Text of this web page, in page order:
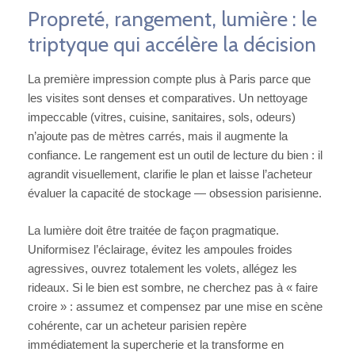
Propreté, rangement, lumière : le
triptyque qui accélère la décision
La première impression compte plus à Paris parce que
les visites sont denses et comparatives. Un nettoyage
impeccable (vitres, cuisine, sanitaires, sols, odeurs)
n’ajoute pas de mètres carrés, mais il augmente la
confiance. Le rangement est un outil de lecture du bien : il
agrandit visuellement, clarifie le plan et laisse l’acheteur
évaluer la capacité de stockage — obsession parisienne.
La lumière doit être traitée de façon pragmatique.
Uniformisez l’éclairage, évitez les ampoules froides
agressives, ouvrez totalement les volets, allégez les
rideaux. Si le bien est sombre, ne cherchez pas à « faire
croire » : assumez et compensez par une mise en scène
cohérente, car un acheteur parisien repère
immédiatement la supercherie et la transforme en